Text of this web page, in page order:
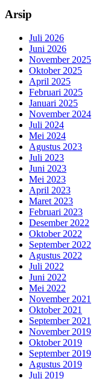
Arsip
Juli 2026
Juni 2026
November 2025
Oktober 2025
April 2025
Februari 2025
Januari 2025
November 2024
Juli 2024
Mei 2024
Agustus 2023
Juli 2023
Juni 2023
Mei 2023
April 2023
Maret 2023
Februari 2023
Desember 2022
Oktober 2022
September 2022
Agustus 2022
Juli 2022
Juni 2022
Mei 2022
November 2021
Oktober 2021
September 2021
November 2019
Oktober 2019
September 2019
Agustus 2019
Juli 2019